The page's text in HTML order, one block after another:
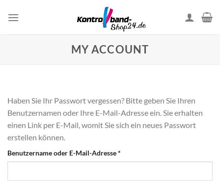
MY ACCOUNT
Haben Sie Ihr Passwort vergessen? Bitte geben Sie Ihren
Benutzernamen oder Ihre E-Mail-Adresse ein. Sie erhalten
einen Link per E-Mail, womit Sie sich ein neues Passwort
erstellen können.
Benutzername oder E-Mail-Adresse*